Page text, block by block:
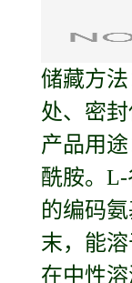
储藏方
处、密
产品用
酰胺。
的编码
末，能溶
在中性